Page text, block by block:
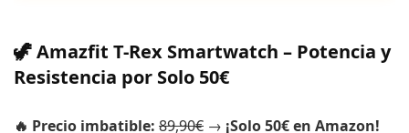
🦖 Amazfit T-Rex Smartwatch – Potencia y
Resistencia por Solo 50€
🔥 Precio imbatible: 89,90€ → ¡Solo 50€ en Amazon!